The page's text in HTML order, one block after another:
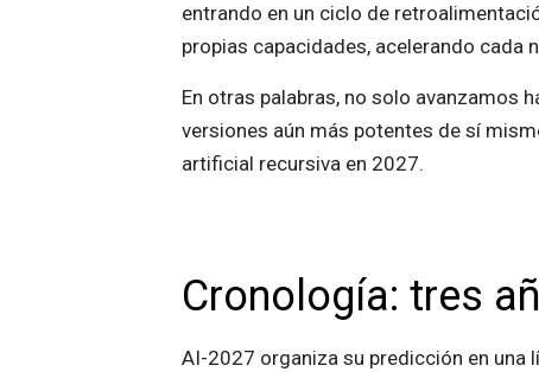
entrando en un ciclo de
propias capacidades, acelerando cada
En otras palabras, no solo avanzamos
versiones aún más potentes de sí
artificial recursiva en 2027.
Cronología: tres
AI-2027 organiza su predicción en una